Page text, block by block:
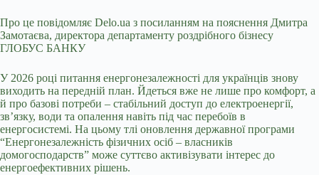
Про це повідомляє Delo.ua з посиланням на пояснення Дмитра
Замотаєва, директора департаменту роздрібного бізнесу
ГЛОБУС БАНКУ
У 2026 році питання енергонезалежності для українців знову
виходить на передній план. Йдеться вже не лише про комфорт, а
й про базові потреби – стабільний доступ до електроенергії,
зв’язку, води та опалення навіть під час перебоїв в
енергосистемі. На цьому тлі оновлення державної програми
“Енергонезалежність фізичних осіб – власників
домогосподарств” може суттєво активізувати інтерес до
енергоефективних рішень.